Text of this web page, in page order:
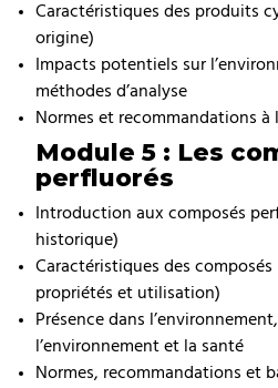
Caractéristiques des produits
origine)
Impacts potentiels sur
méthodes d’analyse
Normes et recommandations à
Module 5 : Les
perfluorés
Introduction aux composés
historique)
Caractéristiques des
propriétés et utilisation)
Présence dans
l’environnement et la santé
Normes, recommandations et